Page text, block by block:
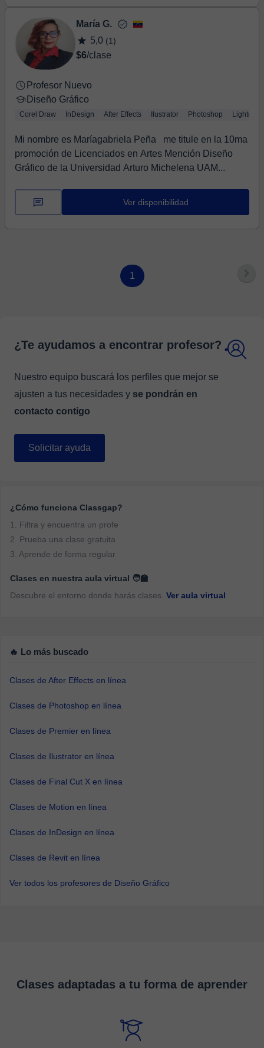
María G.
5,0 (1)
$6/clase
Profesor Nuevo
Diseño Gráfico
Corel Draw InDesign After Effects Ilustrator Photoshop Lightroom
Mi nombre es Maríagabriela Peña me titule en la 10ma
promoción de Licenciados en Artes Mención Diseño
Gráfico de la Universidad Arturo Michelena UAM...
Ver disponibilidad
1
¿Te ayudamos a encontrar profesor?
Nuestro equipo buscará los perfiles que mejor se
ajusten a tus necesidades y se pondrán en
contacto contigo
Solicitar ayuda
¿Cómo funciona Classgap?
1. Filtra y encuentra un profe
2. Prueba una clase gratuita
3. Aprende de forma regular
Clases en nuestra aula virtual 🧑‍🏫
Descubre el entorno donde harás clases. Ver aula virtual
🔥 Lo más buscado
Clases de After Effects en línea
Clases de Photoshop en línea
Clases de Premier en línea
Clases de Ilustrator en línea
Clases de Final Cut X en línea
Clases de Motion en línea
Clases de InDesign en línea
Clases de Revit en línea
Ver todos los profesores de Diseño Gráfico
Clases adaptadas a tu forma de aprender